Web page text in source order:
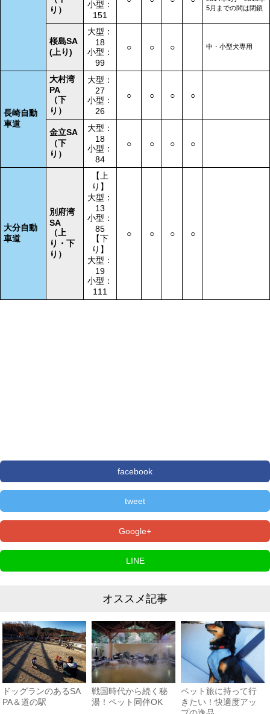
り）
小型：
151
5月までの間は閉鎖
桜島SA
(上り)
大型：
18
小型：
99
○ ○ ○ 中・小型犬専用
長崎自動
車道
大村湾
PA
（下
り）
大型：
27
小型：
26
○ ○ ○ ○
金立SA
（下
り）
大型：
18
小型：
84
○ ○ ○ ○
大分自動
車道
別府湾
SA
（上
り・下
り）
【上
り】
大型：
13
小型：
85
【下
り】
大型：
19
小型：
111
○ ○ ○ ○
facebook
tweet
Google+
LINE
オススメ記事
ドッグランのあるSA
PA＆道の駅
戦国時代から続く秘
湯！ペット同伴OK
ペット旅に持って行
きたい！快適度アッ